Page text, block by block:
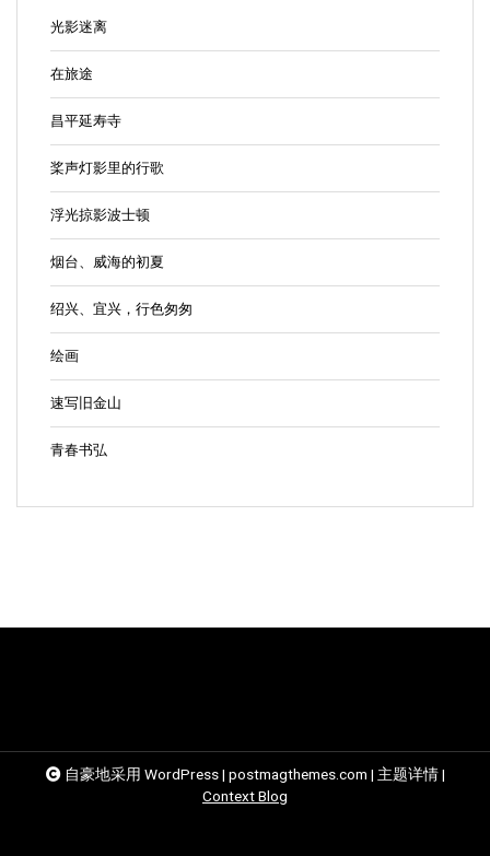
光影迷离
在旅途
昌平延寿寺
桨声灯影里的行歌
浮光掠影波士顿
烟台、威海的初夏
绍兴、宜兴，行色匆匆
绘画
速写旧金山
青春书弘
自豪地采用 WordPress| postmagthemes.com | 主题详情|
Context Blog